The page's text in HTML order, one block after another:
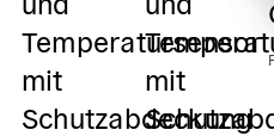
Temperatursensor
mit
Schutzabdeckung
mit